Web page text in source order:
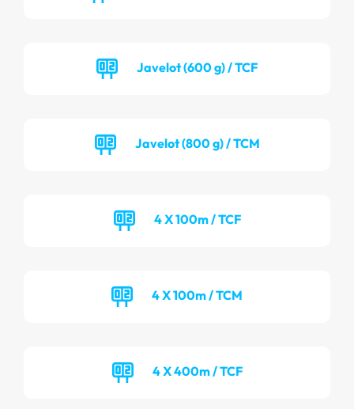
Javelot (600 g) / TCF
Javelot (800 g) / TCM
4 X 100m / TCF
4 X 100m / TCM
4 X 400m / TCF